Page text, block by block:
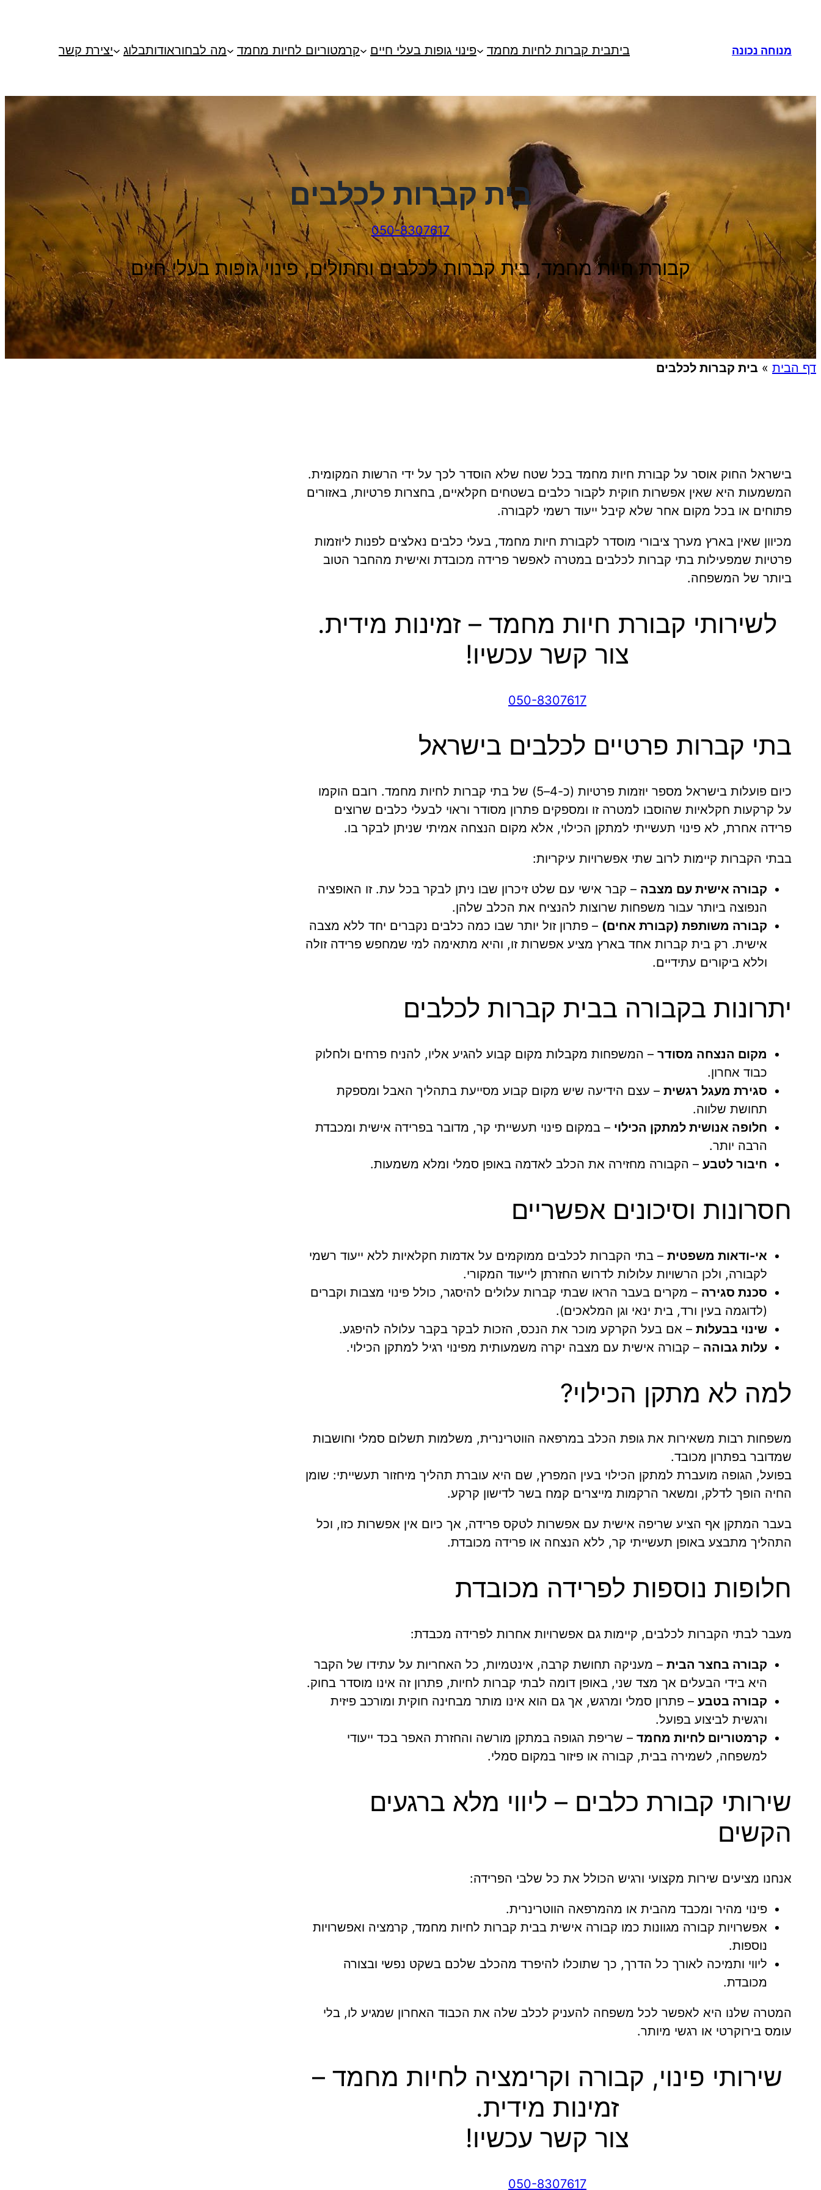
מנוחה נכונה ביתבית קברות לחיות מחמד פינוי גופות בעלי חיים קרמטוריום לחיות מחמד מה לבחוראודותבלוג יצירת קשר
בית קברות לכלבים
050-8307617
קבורת חיות מחמד, בית קברות לכלבים וחתולים, פינוי גופות בעלי חיים
דף הבית » בית קברות לכלבים
בישראל החוק אוסר על קבורת חיות מחמד בכל שטח שלא הוסדר לכך על ידי הרשות המקומית.
המשמעות היא שאין אפשרות חוקית לקבור כלבים בשטחים חקלאיים, בחצרות פרטיות, באזורים
פתוחים או בכל מקום אחר שלא קיבל ייעוד רשמי לקבורה.
מכיוון שאין בארץ מערך ציבורי מוסדר לקבורת חיות מחמד, בעלי כלבים נאלצים לפנות ליוזמות
פרטיות שמפעילות בתי קברות לכלבים במטרה לאפשר פרידה מכובדת ואישית מהחבר הטוב
ביותר של המשפחה.
לשירותי קבורת חיות מחמד – זמינות מידית.
צור קשר עכשיו!
050-8307617
בתי קברות פרטיים לכלבים בישראל
כיום פועלות בישראל מספר יוזמות פרטיות (כ-4–5) של בתי קברות לחיות מחמד. רובם הוקמו
על קרקעות חקלאיות שהוסבו למטרה זו ומספקים פתרון מסודר וראוי לבעלי כלבים שרוצים
פרידה אחרת, לא פינוי תעשייתי למתקן הכילוי, אלא מקום הנצחה אמיתי שניתן לבקר בו.
בבתי הקברות קיימות לרוב שתי אפשרויות עיקריות:
קבורה אישית עם מצבה – קבר אישי עם שלט זיכרון שבו ניתן לבקר בכל עת. זו האופציה
הנפוצה ביותר עבור משפחות שרוצות להנציח את הכלב שלהן.
קבורה משותפת (קבורת אחים) – פתרון זול יותר שבו כמה כלבים נקברים יחד ללא מצבה
אישית. רק בית קברות אחד בארץ מציע אפשרות זו, והיא מתאימה למי שמחפש פרידה זולה
וללא ביקורים עתידיים.
יתרונות בקבורה בבית קברות לכלבים
מקום הנצחה מסודר – המשפחות מקבלות מקום קבוע להגיע אליו, להניח פרחים ולחלוק
כבוד אחרון.
סגירת מעגל רגשית – עצם הידיעה שיש מקום קבוע מסייעת בתהליך האבל ומספקת
תחושת שלווה.
חלופה אנושית למתקן הכילוי – במקום פינוי תעשייתי קר, מדובר בפרידה אישית ומכבדת
הרבה יותר.
חיבור לטבע – הקבורה מחזירה את הכלב לאדמה באופן סמלי ומלא משמעות.
חסרונות וסיכונים אפשריים
אי-ודאות משפטית – בתי הקברות לכלבים ממוקמים על אדמות חקלאיות ללא ייעוד רשמי
לקבורה, ולכן הרשויות עלולות לדרוש החזרתן לייעוד המקורי.
סכנת סגירה – מקרים בעבר הראו שבתי קברות עלולים להיסגר, כולל פינוי מצבות וקברים
(לדוגמה בעין ורד, בית ינאי וגן המלאכים).
שינוי בבעלות – אם בעל הקרקע מוכר את הנכס, הזכות לבקר בקבר עלולה להיפגע.
עלות גבוהה – קבורה אישית עם מצבה יקרה משמעותית מפינוי רגיל למתקן הכילוי.
למה לא מתקן הכילוי?
משפחות רבות משאירות את גופת הכלב במרפאה הווטרינרית, משלמות תשלום סמלי וחושבות
שמדובר בפתרון מכובד.
בפועל, הגופה מועברת למתקן הכילוי בעין המפרץ, שם היא עוברת תהליך מיחזור תעשייתי: שומן
החיה הופך לדלק, ומשאר הרקמות מייצרים קמח בשר לדישון קרקע.
בעבר המתקן אף הציע שריפה אישית עם אפשרות לטקס פרידה, אך כיום אין אפשרות כזו, וכל
התהליך מתבצע באופן תעשייתי קר, ללא הנצחה או פרידה מכובדת.
חלופות נוספות לפרידה מכובדת
מעבר לבתי הקברות לכלבים, קיימות גם אפשרויות אחרות לפרידה מכבדת:
קבורה בחצר הבית – מעניקה תחושת קרבה, אינטמיות, כל האחריות על עתידו של הקבר
היא בידי הבעלים אך מצד שני, באופן דומה לבתי קברות לחיות, פתרון זה אינו מוסדר בחוק.
קבורה בטבע – פתרון סמלי ומרגש, אך גם הוא אינו מותר מבחינה חוקית ומורכב פיזית
ורגשית לביצוע בפועל.
קרמטוריום לחיות מחמד – שריפת הגופה במתקן מורשה והחזרת האפר בכד ייעודי
למשפחה, לשמירה בבית, קבורה או פיזור במקום סמלי.
שירותי קבורת כלבים – ליווי מלא ברגעים
הקשים
אנחנו מציעים שירות מקצועי ורגיש הכולל את כל שלבי הפרידה:
פינוי מהיר ומכבד מהבית או מהמרפאה הווטרינרית.
אפשרויות קבורה מגוונות כמו קבורה אישית בבית קברות לחיות מחמד, קרמציה ואפשרויות
נוספות.
ליווי ותמיכה לאורך כל הדרך, כך שתוכלו להיפרד מהכלב שלכם בשקט נפשי ובצורה
מכובדת.
המטרה שלנו היא לאפשר לכל משפחה להעניק לכלב שלה את הכבוד האחרון שמגיע לו, בלי
עומס בירוקרטי או רגשי מיותר.
שירותי פינוי, קבורה וקרימציה לחיות מחמד –
זמינות מידית.
צור קשר עכשיו!
050-8307617